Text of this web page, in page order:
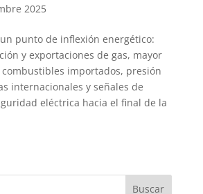
2025
punto de inflexión energético:
y exportaciones de gas, mayor
importados, presión
internacionales y señales de
eléctrica hacia el final de la